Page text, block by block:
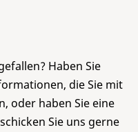
Haben Sie
die Sie mit
oder haben Sie eine
Sie uns gerne